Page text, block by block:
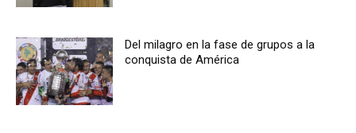
Del milagro en la fase de grupos a la
conquista de América